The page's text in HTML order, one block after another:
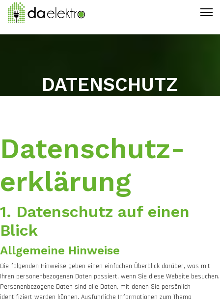
DATENSCHUTZ
Datenschutz­
erklärung
1. Datenschutz auf einen
Blick
Allgemeine Hinweise
Die folgenden Hinweise geben einen einfachen Überblick darüber, was mit
Ihren personenbezogenen Daten passiert, wenn Sie diese Website besuchen.
Personenbezogene Daten sind alle Daten, mit denen Sie persönlich
identifiziert werden können. Ausführliche Informationen zum Thema